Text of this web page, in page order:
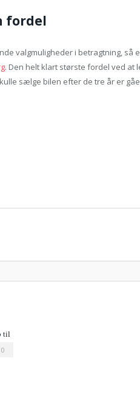
fordel
valgmuligheder i betragtning,
. Den helt klart største fordel ved at
sælge bilen efter de tre år er
til
0